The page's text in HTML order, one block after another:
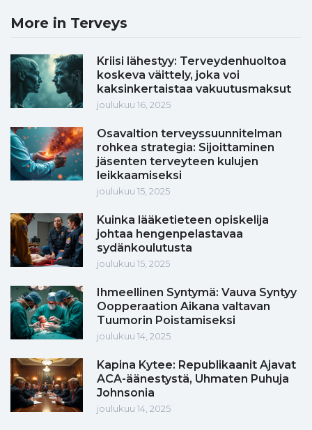
More in Terveys
Kriisi lähestyy: Terveydenhuoltoa
koskeva väittely, joka voi
kaksinkertaistaa vakuutusmaksut
joulukuu 16, 2025
Osavaltion terveyssuunnitelman
rohkea strategia: Sijoittaminen
jäsenten terveyteen kulujen
leikkaamiseksi
joulukuu 15, 2025
Kuinka lääketieteen opiskelija
johtaa hengenpelastavaa
sydänkoulutusta
joulukuu 15, 2025
Ihmeellinen Syntymä: Vauva Syntyy
Oopperaation Aikana valtavan
Tuumorin Poistamiseksi
joulukuu 14, 2025
Kapina Kytee: Republikaanit Ajavat
ACA-äänestystä, Uhmaten Puhuja
Johnsonia
joulukuu 14, 2025